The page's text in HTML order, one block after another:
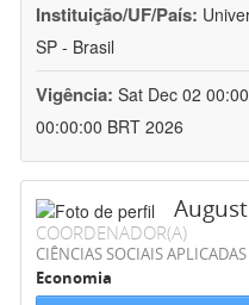
Instituição/UF/País:
SP - Brasil
Vigência: Sat Dec 02
00:00:00 BRT 2026
COORDENADOR(A)
CIÊNCIAS SOCIAIS APLICADAS
Economia